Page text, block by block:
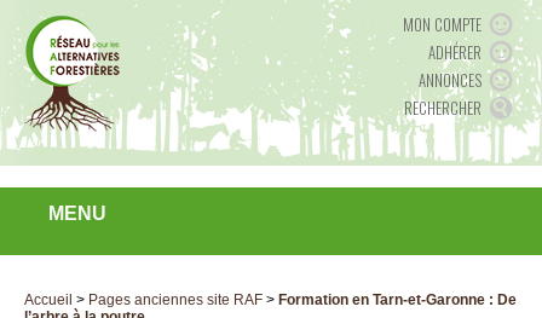
MON COMPTE
ADHÉRER
ANNONCES
RECHERCHER
MENU
Accueil > Pages anciennes site RAF > Formation en Tarn-et-Garonne : De